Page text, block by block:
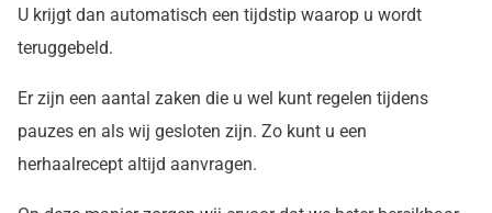
U krijgt dan automatisch een tijdstip waarop u wordt
teruggebeld.
Er zijn een aantal zaken die u wel kunt regelen tijdens
pauzes en als wij gesloten zijn. Zo kunt u een
herhaalrecept altijd aanvragen.